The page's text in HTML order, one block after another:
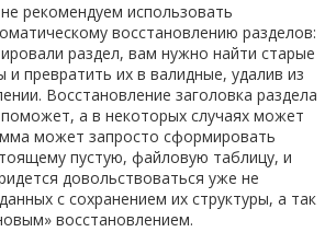
рекомендуем использовать
восстановлению разделов:
раздел, вам нужно найти старые
превратить их в валидные, удалив из
Восстановление заголовка раздела
а в некоторых случаях может
может запросто сформировать
пустую, файловую таблицу, и
довольствоваться уже не
с сохранением их структуры, а так
восстановлением.